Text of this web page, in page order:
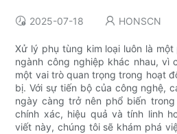
2025-07-18 HONSCN
Xử lý phụ tùng kim loại luôn là
ngành công nghiệp khác nhau, vì
một vai trò quan trọng trong hoạt
bị. Với sự tiến bộ của công nghệ,
ngày càng trở nên phổ biến
chính xác, hiệu quả và tính linh
viết này, chúng tôi sẽ khám phá